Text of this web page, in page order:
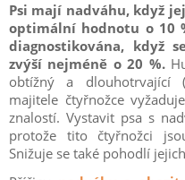
Psi mají nadváhu, když
optimální hodnotu o 10
diagnostikována, když
zvýší nejméně o 20 %.
obtížný a dlouhotrvající
majitele čtyřnožce
znalostí. Vystavit psa s
protože tito čtyřnožci
Snižuje se také pohodlí